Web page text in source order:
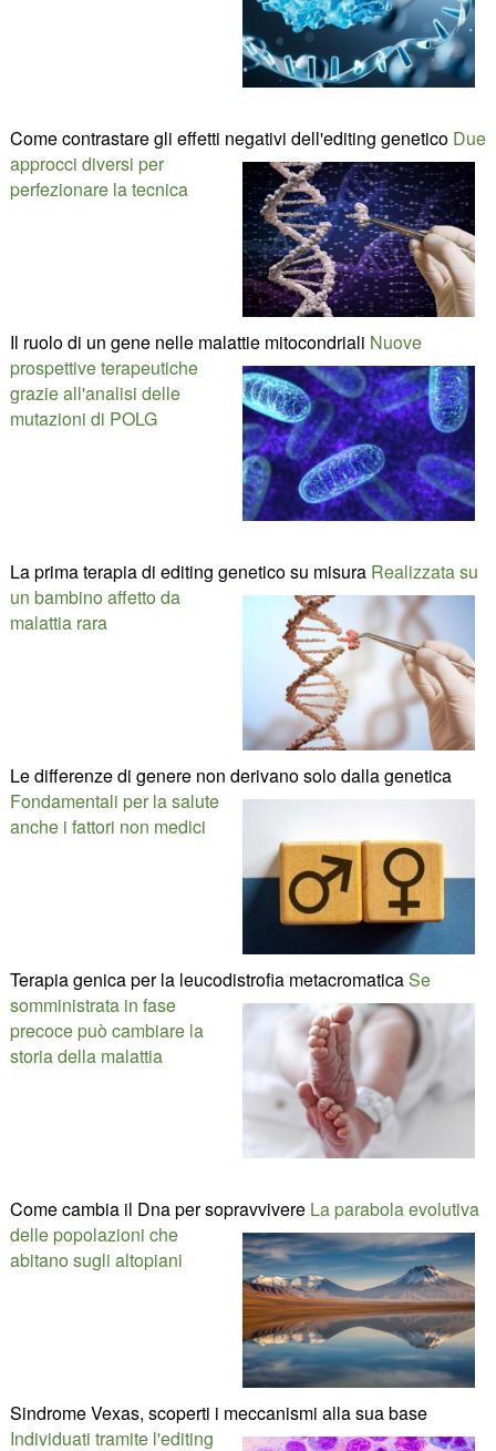
Come contrastare gli effetti negativi dell'editing genetico Due
approcci diversi per
perfezionare la tecnica
Il ruolo di un gene nelle malattie mitocondriali Nuove
prospettive terapeutiche
grazie all'analisi delle
mutazioni di POLG
La prima terapia di editing genetico su misura Realizzata su
un bambino affetto da
malattia rara
Le differenze di genere non derivano solo dalla genetica
Fondamentali per la salute
anche i fattori non medici
Terapia genica per la leucodistrofia metacromaticaSe
somministrata in fase
precoce può cambiare la
storia della malattia
Come cambia il Dna per sopravvivere La parabola evolutiva
delle popolazioni che
abitano sugli altopiani
Sindrome Vexas, scoperti i meccanismi alla sua base
Individuati tramite l'editing